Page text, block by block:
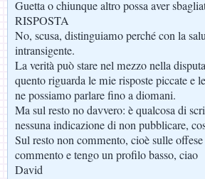
Guetta o chiunque altro possa aver
RISPOSTA
No, scusa, distinguiamo perché con la
intransigente.
La verità può stare nel mezzo nella
quento riguarda le mie risposte piccate e
ne possiamo parlare fino a diomani.
Ma sul resto no davvero: è qualcosa di
nessuna indicazione di non pubblicare,
Sul resto non commento, cioè sulle
commento e tengo un profilo basso, ciao
David